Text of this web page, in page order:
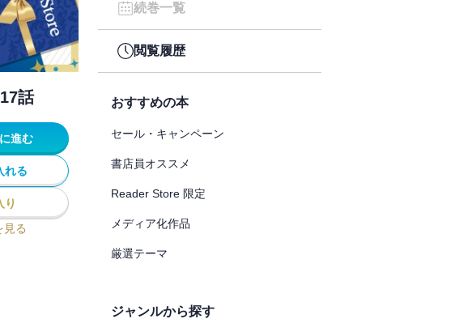
話
進む
れる
り
見る
続巻一覧
閲覧履歴
おすすめの本
セール・キャンペーン
書店員オススメ
Reader Store 限定
メディア化作品
厳選テーマ
ジャンルから探す